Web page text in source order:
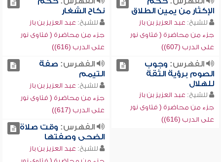
الإكثار من يمين الطلاق
للشيخ: عبد العزيز بن باز
جزء من محاضرة ( فتاوى نور
على الدرب (607))
نكاح الشغار
للشيخ: عبد العزيز بن باز
جزء من محاضرة ( فتاوى نور
على الدرب (616))
الفهرس: وجوب
الصوم برؤية الثقة
للهلال
للشيخ: عبد العزيز بن باز
جزء من محاضرة ( فتاوى نور
على الدرب (616))
الفهرس: صفة
التيمم
للشيخ: عبد العزيز بن باز
جزء من محاضرة ( فتاوى نور
على الدرب (617))
الفهرس: وقت صلاة
الضحى وصفتها
للشيخ: عبد العزيز بن باز